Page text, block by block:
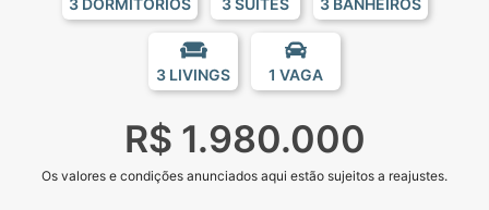
3 LIVINGS 1 VAGA
R$ 1.980.000
Os valores e condições anunciados aqui estão sujeitos a reajustes.